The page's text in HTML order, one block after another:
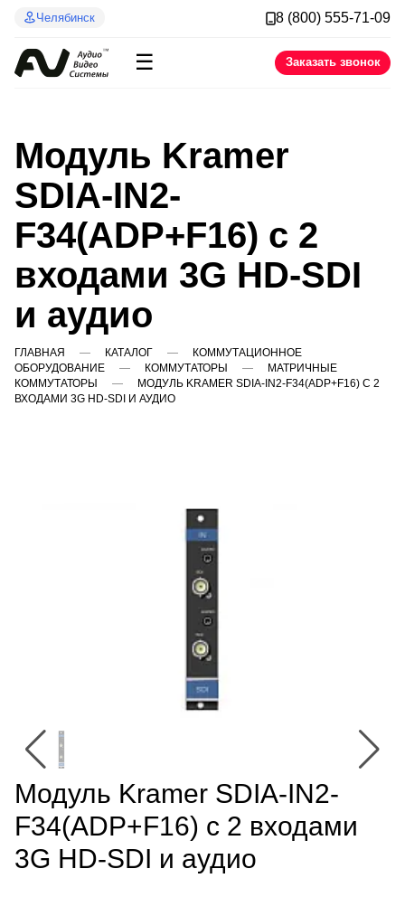
Челябинск 8 (800) 555-71-09
☰ Заказать звонок
Модуль Kramer
SDIA-IN2-
F34(ADP+F16) c 2
входами 3G HD-SDI
и аудио
ГЛАВНАЯ КАТАЛОГ
КОММУТАЦИОННОЕ
ОБОРУДОВАНИЕ
КОММУТАТОРЫ
МАТРИЧНЫЕ
КОММУТАТОРЫ
МОДУЛЬ KRAMER SDIA-IN2-F34(ADP+F16) C 2
ВХОДАМИ 3G HD-SDI И АУДИО
Модуль Kramer SDIA-IN2-
F34(ADP+F16) c 2 входами
3G HD-SDI и аудио